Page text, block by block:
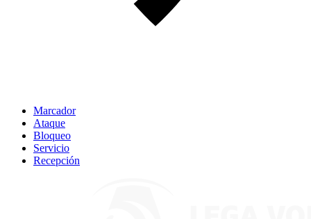
Marcador
Ataque
Bloqueo
Servicio
Recepción